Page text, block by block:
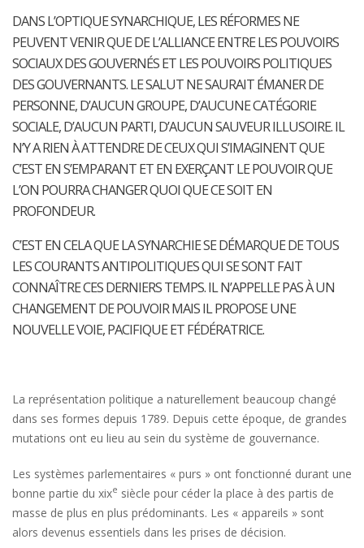
DANS L’OPTIQUE SYNARCHIQUE, LES RÉFORMES NE
PEUVENT VENIR QUE DE L’ALLIANCE ENTRE LES POUVOIRS
SOCIAUX DES GOUVERNÉS ET LES POUVOIRS POLITIQUES
DES GOUVERNANTS. LE SALUT NE SAURAIT ÉMANER DE
PERSONNE, D’AUCUN GROUPE, D’AUCUNE CATÉGORIE
SOCIALE, D’AUCUN PARTI, D’AUCUN SAUVEUR ILLUSOIRE. IL
N’Y A RIEN À ATTENDRE DE CEUX QUI S’IMAGINENT QUE
C’EST EN S’EMPARANT ET EN EXERÇANT LE POUVOIR QUE
L’ON POURRA CHANGER QUOI QUE CE SOIT EN
PROFONDEUR.
C’EST EN CELA QUE LA SYNARCHIE SE DÉMARQUE DE TOUS
LES COURANTS ANTIPOLITIQUES QUI SE SONT FAIT
CONNAÎTRE CES DERNIERS TEMPS. IL N’APPELLE PAS À UN
CHANGEMENT DE POUVOIR MAIS IL PROPOSE UNE
NOUVELLE VOIE, PACIFIQUE ET FÉDÉRATRICE.
La représentation politique a naturellement beaucoup changé
dans ses formes depuis 1789. Depuis cette époque, de grandes
mutations ont eu lieu au sein du système de gouvernance.
Les systèmes parlementaires « purs » ont fonctionné durant une
bonne partie du xixe siècle pour céder la place à des partis de
masse de plus en plus prédominants. Les « appareils » sont
alors devenus essentiels dans les prises de décision.